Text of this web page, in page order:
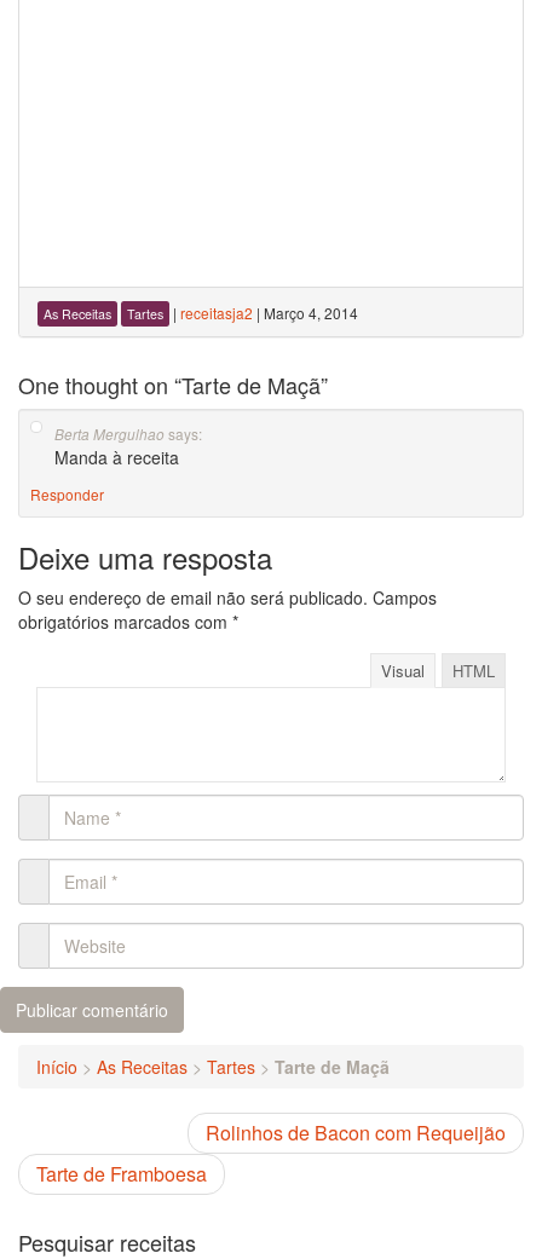
As Receitas Tartes | receitasja2 | Março 4, 2014
One thought on “Tarte de Maçã”
Berta Mergulhao says:
Manda à receita
Responder
Deixe uma resposta
O seu endereço de email não será publicado. Campos
obrigatórios marcados com *
Visual HTML
Início > As Receitas > Tartes > Tarte de Maçã
Rolinhos de Bacon com Requeijão
Tarte de Framboesa
Pesquisar receitas